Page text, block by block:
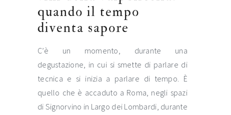
quando il tempo
diventa sapore
C’è un momento, durante una
degustazione, in cui si smette di parlare di
tecnica e si inizia a parlare di tempo. È
quello che è accaduto a Roma, negli spazi
di Signorvino in Largo dei Lombardi, durante